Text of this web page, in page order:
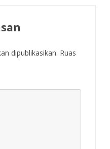
dipublikasikan. Ruas